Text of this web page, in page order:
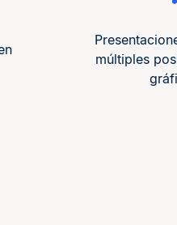
múltiples